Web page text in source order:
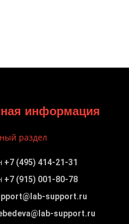
информация
раздел
+7 (495) 414-21-31
+7 (915) 001-80-78
support.ru
support.ru